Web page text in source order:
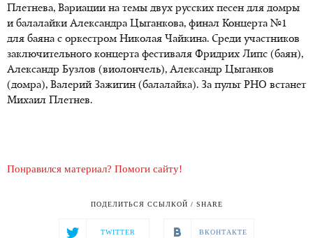
Плетнева, Вариации на темы двух русских песен для домры
и балалайки Александра Цыганкова, финал Концерта №1
для баяна с оркестром Николая Чайкина. Среди участников
заключительного концерта фестиваля Фридрих Липс (баян),
Александр Бузлов (виолончель), Александр Цыганков
(домра), Валерий Зажигин (балалайка). За пульт РНО встанет
Михаил Плетнев.
Понравился материал? Помоги сайту!
ПОДЕЛИТЬСЯ ССЫЛКОЙ / SHARE
TWITTER ВКОНТАКТЕ